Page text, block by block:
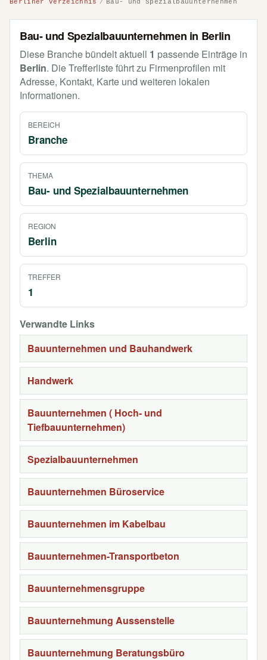
Berliner Verzeichnis Bau- und Spezialbauunternehmen
Bau- und Spezialbauunternehmen in Berlin
Diese Branche bündelt aktuell 1 passende Einträge in
Berlin. Die Trefferliste führt zu Firmenprofilen mit
Adresse, Kontakt, Karte und weiteren lokalen
Informationen.
BEREICH
Branche
THEMA
Bau- und Spezialbauunternehmen
REGION
Berlin
TREFFER
1
Verwandte Links
Bauunternehmen und Bauhandwerk
Handwerk
Bauunternehmen ( Hoch- und
Tiefbauunternehmen)
Spezialbauunternehmen
Bauunternehmen Büroservice
Bauunternehmen im Kabelbau
Bauunternehmen-Transportbeton
Bauunternehmensgruppe
Bauunternehmung Aussenstelle
Bauunternehmung Beratungsbüro